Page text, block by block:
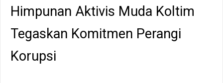
Himpunan Aktivis Muda Koltim
Tegaskan Komitmen Perangi
Korupsi